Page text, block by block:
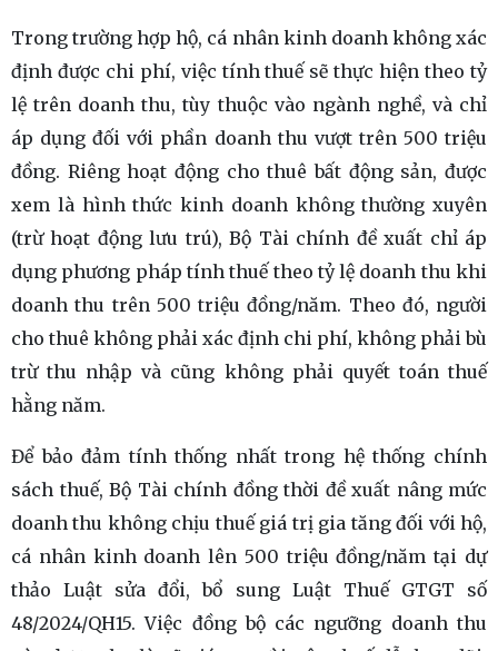
Trong trường hợp hộ, cá nhân kinh doanh không xác
định được chi phí, việc tính thuế sẽ thực hiện theo tỷ
lệ trên doanh thu, tùy thuộc vào ngành nghề, và chỉ
áp dụng đối với phần doanh thu vượt trên 500 triệu
đồng. Riêng hoạt động cho thuê bất động sản, được
xem là hình thức kinh doanh không thường xuyên
(trừ hoạt động lưu trú), Bộ Tài chính đề xuất chỉ áp
dụng phương pháp tính thuế theo tỷ lệ doanh thu khi
doanh thu trên 500 triệu đồng/năm. Theo đó, người
cho thuê không phải xác định chi phí, không phải bù
trừ thu nhập và cũng không phải quyết toán thuế
hằng năm.
Để bảo đảm tính thống nhất trong hệ thống chính
sách thuế, Bộ Tài chính đồng thời đề xuất nâng mức
doanh thu không chịu thuế giá trị gia tăng đối với hộ,
cá nhân kinh doanh lên 500 triệu đồng/năm tại dự
thảo Luật sửa đổi, bổ sung Luật Thuế GTGT số
48/2024/QH15. Việc đồng bộ các ngưỡng doanh thu